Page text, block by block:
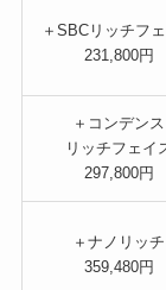
＋SBCリッチフ
231,800円
＋コンデンス
リッチフェイ
297,800円
＋ナノリッチ
359,480円